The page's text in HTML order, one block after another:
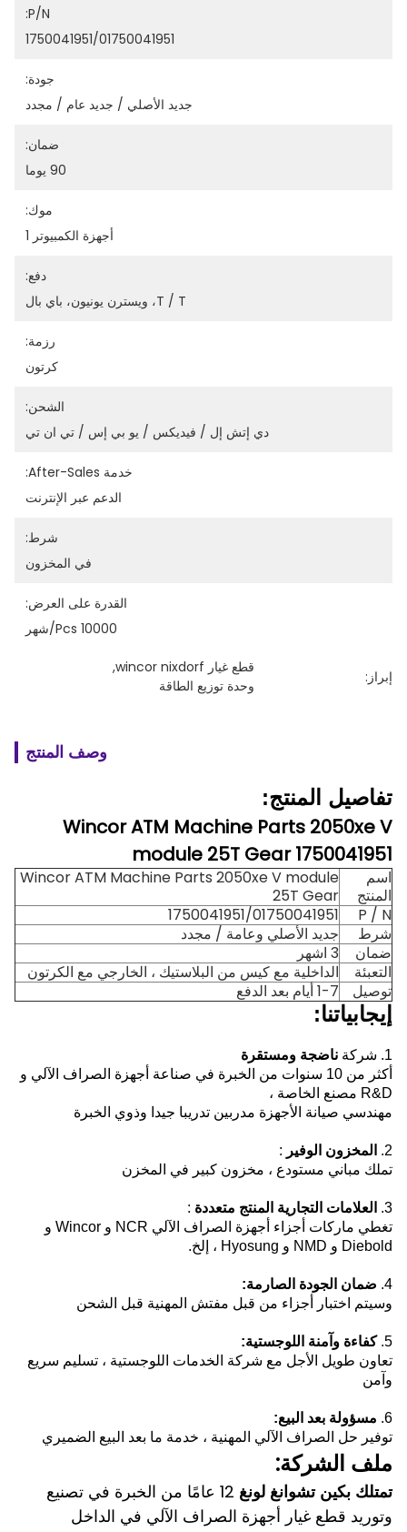
P/N:
1750041951/01750041951
جودة:
جديد الأصلي / جديد عام / مجدد
ضمان:
90 يوما
موك:
أجهزة الكمبيوتر 1
دفع:
T / T، ويسترن يونيون، باي بال
رزمة:
كرتون
الشحن:
دي إتش إل / فيديكس / يو بي إس / تي ان تي
خدمة After-Sales:
الدعم عبر الإنترنت
شرط:
في المخزون
القدرة على العرض:
10000 Pcs/شهر
إبراز:
قطع غيار wincor nixdorf
,
وحدة توزيع الطاقة
وصف المنتج
تفاصيل المنتج:
Wincor ATM Machine Parts 2050xe V
module 25T Gear 1750041951
اسم
المنتج
Wincor ATM Machine Parts 2050xe V module
25T Gear
P / N
1750041951/01750041951
شرط
جديد الأصلي وعامة / مجدد
ضمان
3 اشهر
التعبئة
الداخلية مع كيس من البلاستيك ، الخارجي مع الكرتون
توصيل
1-7 أيام بعد الدفع
إيجابياتنا:
1. شركة
ناضجة ومستقرة
أكثر من 10 سنوات من الخبرة في صناعة أجهزة الصراف الآلي و
R&D مصنع الخاصة ،
مهندسي صيانة الأجهزة مدربين تدريبا جيدا وذوي الخبرة
2. المخزون الوفير :
تملك مباني مستودع ، مخزون كبير في المخزن
3. العلامات التجارية المنتج متعددة :
تغطي ماركات أجزاء أجهزة الصراف الآلي NCR و Wincor و
Diebold و NMD و Hyosung ، إلخ.
4. ضمان الجودة الصارمة:
وسيتم اختبار أجزاء من قبل مفتش المهنية قبل الشحن
5. كفاءة وآمنة اللوجستية:
تعاون طويل الأجل مع شركة الخدمات اللوجستية ، تسليم سريع
وآمن
6. مسؤولة بعد البيع:
توفير حل الصراف الآلي المهنية ، خدمة ما بعد البيع الضميري
ملف الشركة:
تمتلك بكين تشوانغ لونغ
12 عامًا من الخبرة في تصنيع
وتوريد قطع غيار أجهزة الصراف الآلي في الداخل